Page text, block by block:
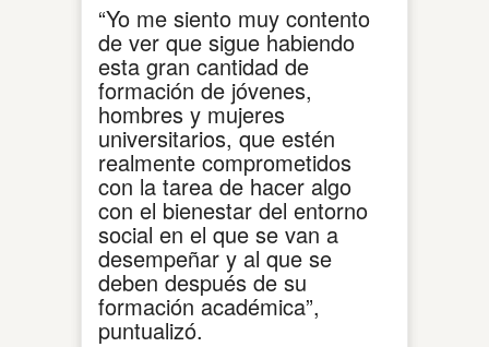
“Yo me siento muy contento
de ver que sigue habiendo
esta gran cantidad de
formación de jóvenes,
hombres y mujeres
universitarios, que estén
realmente comprometidos
con la tarea de hacer algo
con el bienestar del entorno
social en el que se van a
desempeñar y al que se
deben después de su
formación académica”,
puntualizó.